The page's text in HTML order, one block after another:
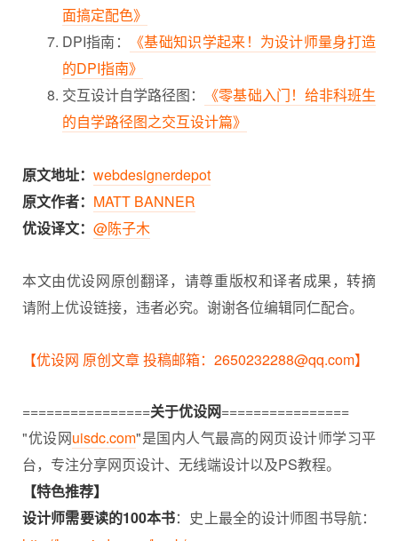
面搞定配色》
DPI指南：
《基础知识学起来！为设计师量身打造
的DPI指南》
交互设计自学路径图：
《零基础入门！给非科班生
的自学路径图之交互设计篇》
原文地址： webdesignerdepot
原文作者： MATT BANNER
优设译文： @陈子木
本文由优设网原创翻译，请尊重版权和译者成果，转摘
请附上优设链接，违者必究。谢谢各位编辑同仁配合。
【优设网 原创文章 投稿邮箱：2650232288@qq.com】
================关于优设网================
"优设网uisdc.com"是国内人气最高的网页设计师学习平
台，专注分享网页设计、无线端设计以及PS教程。
【特色推荐】
设计师需要读的100本书：史上最全的设计师图书导航：